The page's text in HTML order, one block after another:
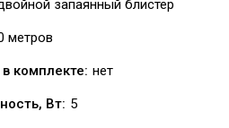
запаянный блистер
метров
комплекте: нет
Вт: 5